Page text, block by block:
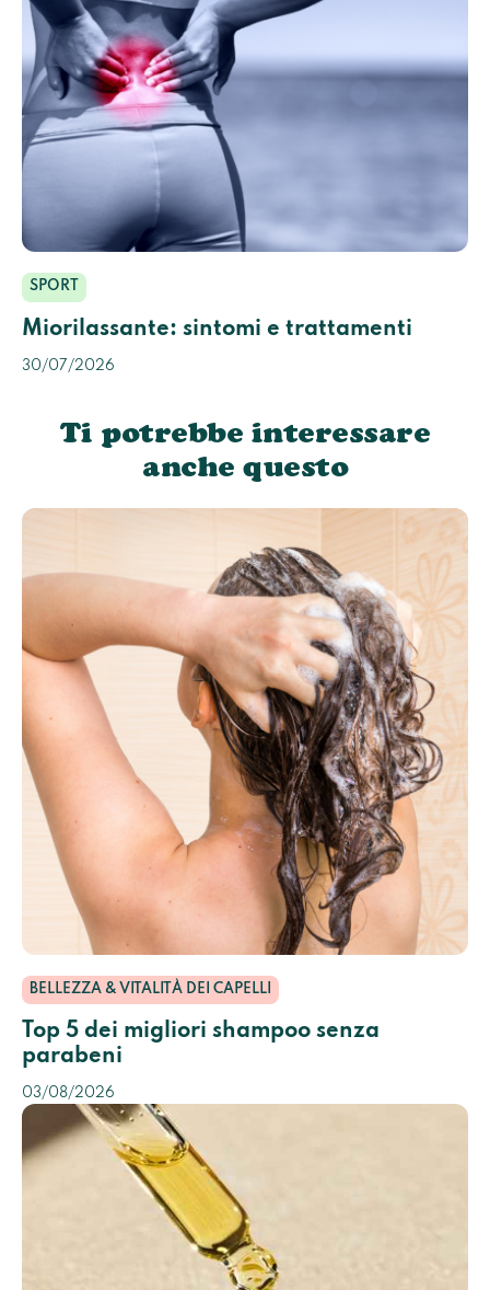
SPORT
Miorilassante: sintomi e trattamenti
30/07/2026
Ti potrebbe interessare
anche questo
BELLEZZA & VITALITÀ DEI CAPELLI
Top 5 dei migliori shampoo senza
parabeni
03/08/2026